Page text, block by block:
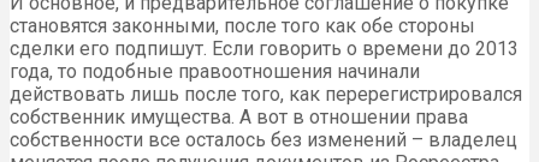
становятся законными, после того как обе стороны
сделки его подпишут. Если говорить о времени до 2013
года, то подобные правоотношения начинали
действовать лишь после того, как перерегистрировался
собственник имущества. А вот в отношении права
собственности все осталось без изменений – владелец